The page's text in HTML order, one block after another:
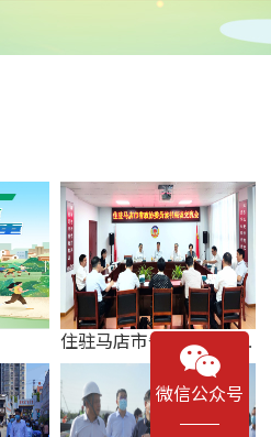
住驻马店市省政协委员读
书座谈交流会
微信公众号